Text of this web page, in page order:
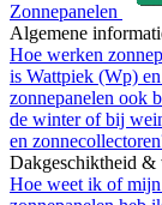
Zonnepanelen
Algemene
Hoe werken
is Wattpiek (Wp)
zonnepanelen ook
de winter of bij
en
Dakgeschiktheid &
Hoe weet ik of mijn